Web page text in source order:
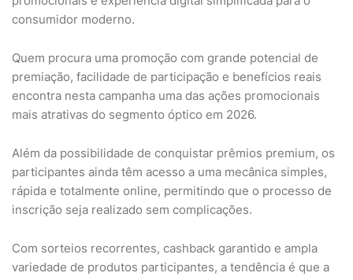
consumidor moderno.
Quem procura uma promoção com grande potencial de
premiação, facilidade de participação e benefícios reais
encontra nesta campanha uma das ações promocionais
mais atrativas do segmento óptico em 2026.
Além da possibilidade de conquistar prêmios premium, os
participantes ainda têm acesso a uma mecânica simples,
rápida e totalmente online, permitindo que o processo de
inscrição seja realizado sem complicações.
Com sorteios recorrentes, cashback garantido e ampla
variedade de produtos participantes, a tendência é que a